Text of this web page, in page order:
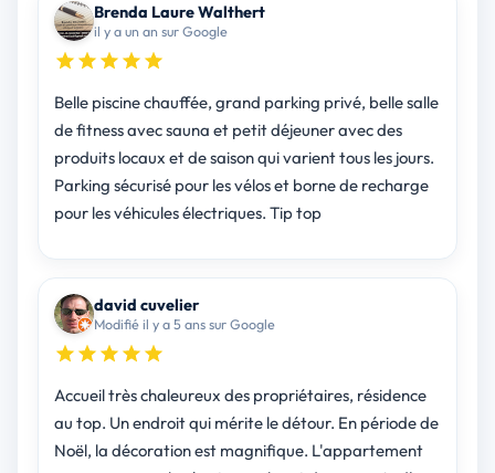
Brenda Laure Walthert
il y a un an sur Google
Belle piscine chauffée, grand parking privé, belle salle
de fitness avec sauna et petit déjeuner avec des
produits locaux et de saison qui varient tous les jours.
Parking sécurisé pour les vélos et borne de recharge
pour les véhicules électriques. Tip top
david cuvelier
Modifié il y a 5 ans sur Google
Accueil très chaleureux des propriétaires, résidence
au top. Un endroit qui mérite le détour. En période de
Noël, la décoration est magnifique. L'appartement